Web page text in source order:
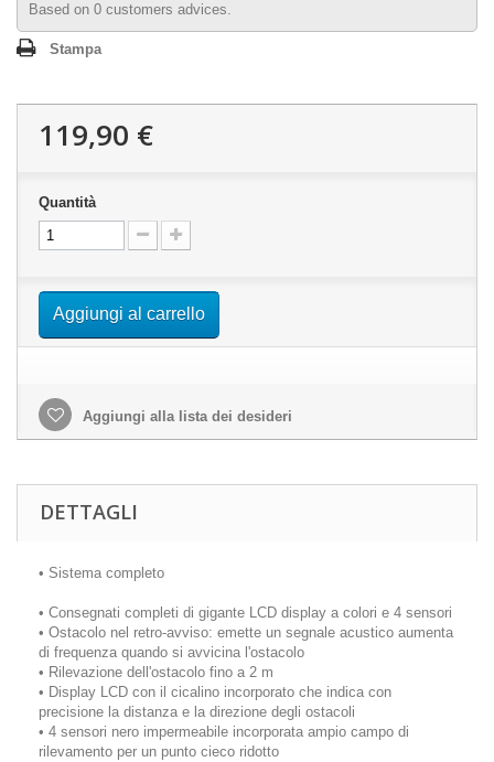
Based on 0 customers advices.
Stampa
119,90 €
Quantità
Aggiungi al carrello
Aggiungi alla lista dei desideri
DETTAGLI
• Sistema completo
• Consegnati completi di gigante LCD display a colori e 4 sensori
• Ostacolo nel retro-avviso: emette un segnale acustico aumenta
di frequenza quando si avvicina l'ostacolo
• Rilevazione dell'ostacolo fino a 2 m
• Display LCD con il cicalino incorporato che indica con
precisione la distanza e la direzione degli ostacoli
• 4 sensori nero impermeabile incorporata ampio campo di
rilevamento per un punto cieco ridotto